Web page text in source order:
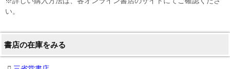
い。
書店の在庫をみる